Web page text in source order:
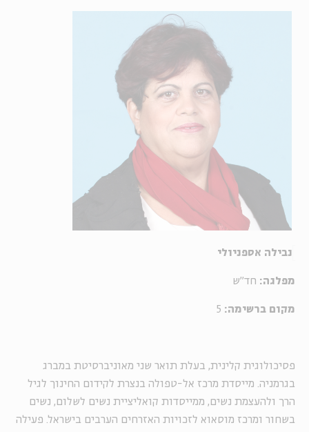
נבילה אספניולי
מפלגה: חד"ש
מקום ברשימה:
פסיכולוגית קלינית, בעלת תואר שני מאוניברסיטת במברג
בגרמניה. מייסדת מרכז אל-טפולה בנצרת לקידום החינוך לגיל
הרך ולהעצמת נשים, ממייסדות קואליציית נשים לשלום, נשים
בשחור ומרכז מוסאוא לזכויות האזרחים הערבים בישראל. פעילה